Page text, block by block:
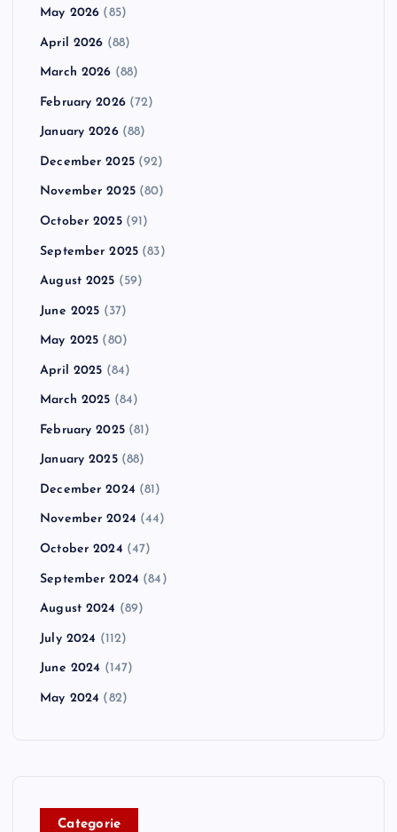
May 2026 (85)
April 2026 (88)
March 2026 (88)
February 2026(72)
January 2026(88)
December 2025(92)
November 2025(80)
October 2025(91)
September 2025 (83)
August 2025 (59)
June 2025 (37)
May 2025 (80)
April 2025 (84)
March 2025 (84)
February 2025(81)
January 2025(88)
December 2024 (81)
November 2024 (44)
October 2024 (47)
September 2024 (84)
August 2024 (89)
July 2024 (112)
June 2024 (147)
May 2024 (82)
Categorie